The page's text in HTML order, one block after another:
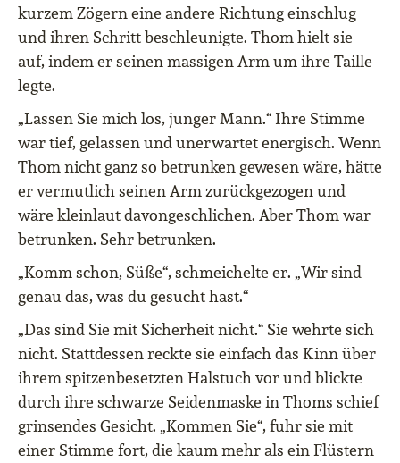
kurzem Zögern eine andere Richtung einschlug
und ihren Schritt beschleunigte. Thom hielt sie
auf, indem er seinen massigen Arm um ihre Taille
legte.
„Lassen Sie mich los, junger Mann.“ Ihre Stimme
war tief, gelassen und unerwartet energisch. Wenn
Thom nicht ganz so betrunken gewesen wäre, hätte
er vermutlich seinen Arm zurückgezogen und
wäre kleinlaut davongeschlichen. Aber Thom war
betrunken. Sehr betrunken.
„Komm schon, Süße“, schmeichelte er. „Wir sind
genau das, was du gesucht hast.“
„Das sind Sie mit Sicherheit nicht.“ Sie wehrte sich
nicht. Stattdessen reckte sie einfach das Kinn über
ihrem spitzenbesetzten Halstuch vor und blickte
durch ihre schwarze Seidenmaske in Thoms schief
grinsendes Gesicht. „Kommen Sie“, fuhr sie mit
einer Stimme fort, die kaum mehr als ein Flüstern